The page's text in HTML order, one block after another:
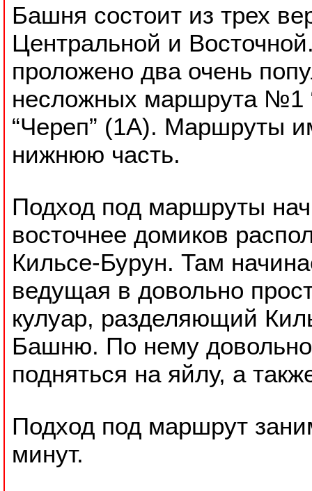
Башня состоит из трех
Центральной и
проложено два очень
несложных маршрута №1
“Череп” (1А). Маршруты
нижнюю часть.
Подход под маршруты
восточнее домиков
Кильсе-Бурун. Там
ведущая в довольно
кулуар, разделяющий
Башню. По нему
подняться на яйлу, а
Подход под маршрут
минут.